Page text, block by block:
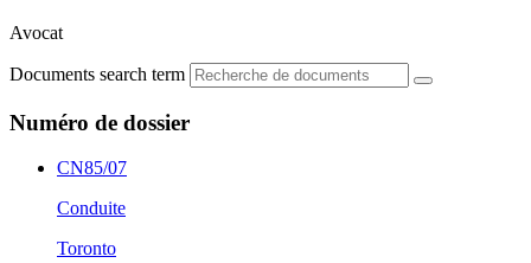
Avocat
Documents search term
Numéro de dossier
CN85/07
Conduite
Toronto